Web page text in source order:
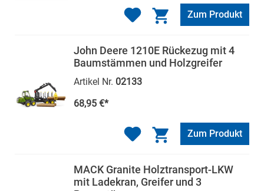
Zum Produkt
John Deere 1210E Rückezug mit 4
Baumstämmen und Holzgreifer
Artikel Nr. 02133
68,95 €*
Zum Produkt
MACK Granite Holztransport-LKW
mit Ladekran, Greifer und 3